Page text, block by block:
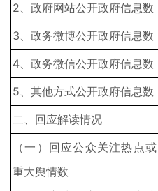
2、政府网站公开政府信息数
3、政务微博公开政府信息数
4、政务微信公开政府信息数
5、其他方式公开政府信息数
二、回应解读情况
（一）回应公众关注热点或
重大舆情数